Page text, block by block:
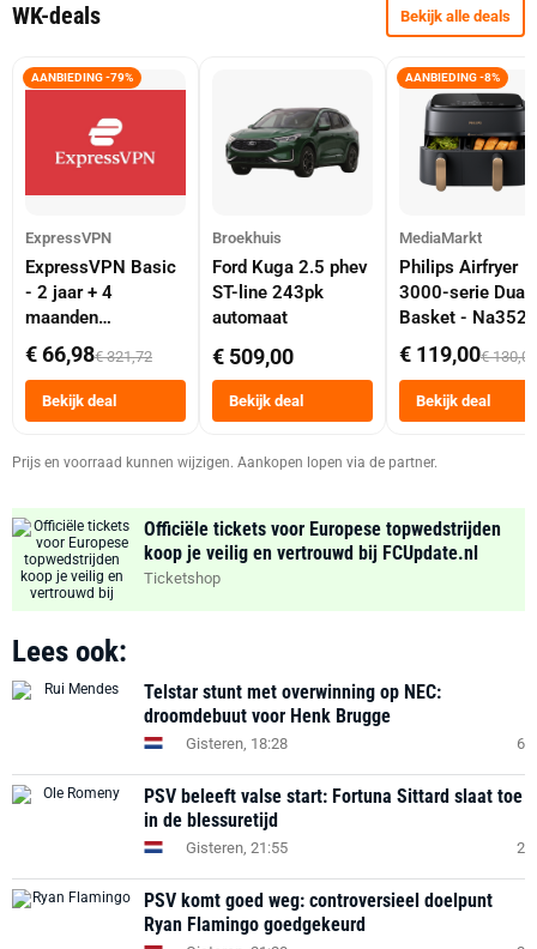
WK-deals Bekijk alle deals
AANBIEDING -79%
ExpressVPN
ExpressVPN Basic
- 2 jaar + 4
maanden
abonnement
€ 66,98€ 321,72
Bekijk deal
Broekhuis
Ford Kuga 2.5 phev
ST-line 243pk
automaat
€ 509,00
Bekijk deal
AANBIEDING -8%
MediaMarkt
Philips Airfryer
3000-serie Dual
Basket -
Dubbele Mand 9
Tot 6 Personen
Heteluchtfriteuse
Zwart
€ 119,00€ 130,00
Bekijk deal
Prijs en voorraad kunnen wijzigen. Aankopen lopen via de partner.
Officiële tickets voor Europese topwedstrijden
koop je veilig en vertrouwd bij FCUpdate.nl
Ticketshop
Lees ook:
Telstar stunt met overwinning op NEC:
droomdebuut voor Henk Brugge
Gisteren, 18:28 6
PSV beleeft valse start: Fortuna Sittard slaat toe
in de blessuretijd
Gisteren, 21:55 2
PSV komt goed weg: controversieel doelpunt
Ryan Flamingo goedgekeurd